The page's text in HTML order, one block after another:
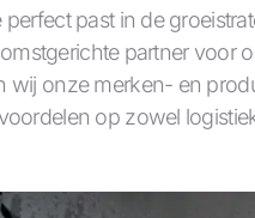
past in de
partner voor
onze merken- en
op zowel